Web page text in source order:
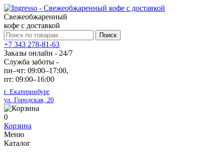
Свежеобжаренный
кофе с доставкой
Искать:
Поиск
+7 343 278-81-63
Заказы онлайн - 24/7
Служба заботы -
пн–чт: 09:00–17:00,
пт: 09:00–16:00
г. Екатеринбург
ул. Городская, 20
0
Корзина
Меню
Каталог